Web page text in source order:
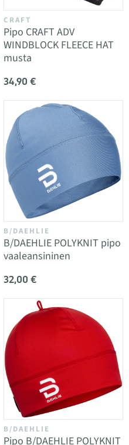
CRAFT
Pipo CRAFT ADV
WINDBLOCK FLEECE HAT
musta
34,90 €
B/DAEHLIE
B/DAEHLIE POLYKNIT pipo
vaaleansininen
32,00 €
B/DAEHLIE
Pipo B/DAEHLIE POLYKNIT